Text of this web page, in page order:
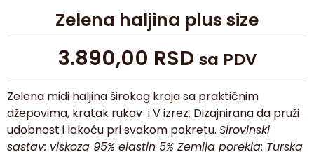
00:11 00:24
Zelena haljina plus size
3.890,00 RSD sa PDV
Zelena midi haljina širokog kroja sa praktičnim
džepovima, kratak rukav i V izrez. Dizajnirana da pruži
udobnost i lakoću pri svakom pokretu. Sirovinski
sastav: viskoza 95% elastin 5% Zemlja porekla: Turska